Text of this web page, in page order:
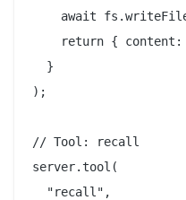
await
return {
  }
);
// Tool: recall
server.tool(
  "recall",